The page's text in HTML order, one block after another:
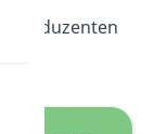
Produzenten